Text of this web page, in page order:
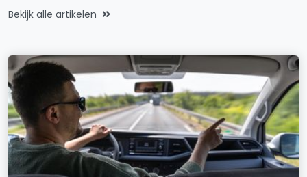
Bekijk alle artikelen